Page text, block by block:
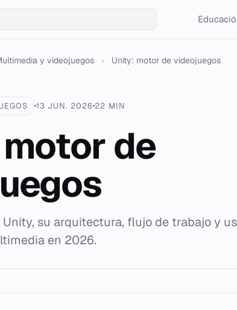
y videojuegos › Unity: motor de videojuegos
13 JUN. 202622 MIN
de
su arquitectura, flujo de trabajo y
en 2026.